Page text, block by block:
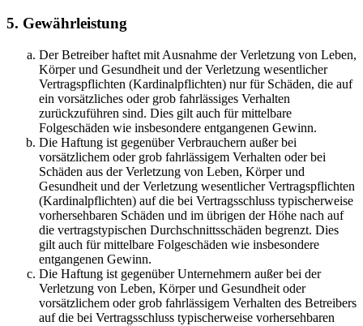
5. Gewährleistung
Der Betreiber haftet mit Ausnahme der Verletzung von Leben,
Körper und Gesundheit und der Verletzung wesentlicher
Vertragspflichten (Kardinalpflichten) nur für Schäden, die auf
ein vorsätzliches oder grob fahrlässiges Verhalten
zurückzuführen sind. Dies gilt auch für mittelbare
Folgeschäden wie insbesondere entgangenen Gewinn.
Die Haftung ist gegenüber Verbrauchern außer bei
vorsätzlichem oder grob fahrlässigem Verhalten oder bei
Schäden aus der Verletzung von Leben, Körper und
Gesundheit und der Verletzung wesentlicher Vertragspflichten
(Kardinalpflichten) auf die bei Vertragsschluss typischerweise
vorhersehbaren Schäden und im übrigen der Höhe nach auf
die vertragstypischen Durchschnittsschäden begrenzt. Dies
gilt auch für mittelbare Folgeschäden wie insbesondere
entgangenen Gewinn.
Die Haftung ist gegenüber Unternehmern außer bei der
Verletzung von Leben, Körper und Gesundheit oder
vorsätzlichem oder grob fahrlässigem Verhalten des Betreibers
auf die bei Vertragsschluss typischerweise vorhersehbaren